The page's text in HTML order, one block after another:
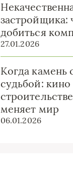
застройщика:
добиться
27.01.2026
Когда камень
судьбой: кино
меняет мир
06.01.2026